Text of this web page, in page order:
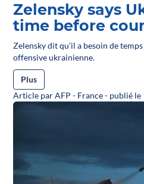
Zelensky says
time before
Zelensky dit qu'il a besoin de
offensive ukrainienne.
Plus
Article par AFP - France - publié